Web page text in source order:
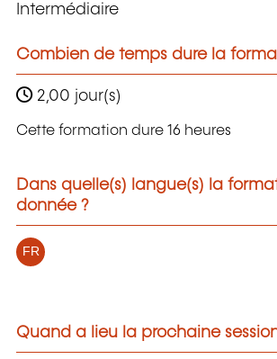
Intermédiaire
Combien de temps dure la
2,00 jour(s)
Cette formation dure 16 heures
Dans quelle(s) langue(s) la
donnée ?
FR
Quand a lieu la prochaine